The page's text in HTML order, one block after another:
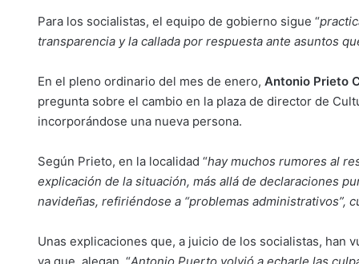
Para los socialistas, el equipo de gobierno sigue “
transparencia y la callada por respuesta ante asuntos
En el pleno ordinario del mes de enero, Antonio Prieto
pregunta sobre el cambio en la plaza de director de
incorporándose una nueva persona.
Según Prieto, en la localidad “hay muchos rumores al
explicación de la situación, más allá de declaraciones
navideñas, refiriéndose a “problemas administrativos”,
Unas explicaciones que, a juicio de los socialistas, han